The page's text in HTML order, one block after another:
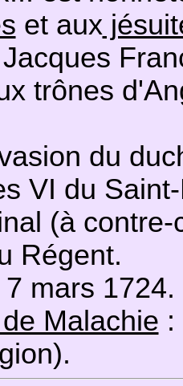
et aux
trônes
du
VI du
(à
Régent.
mars 1724.
Malachie :